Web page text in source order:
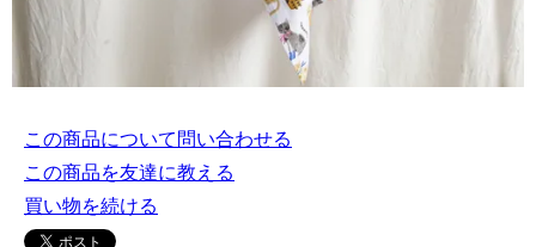
この商品について問い合わせる
この商品を友達に教える
買い物を続ける